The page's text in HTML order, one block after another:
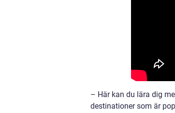
– Här kan du lära dig
destinationer som är